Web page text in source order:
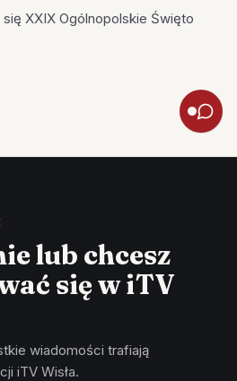
XXIX Ogólnopolskie Święto
lub chcesz
się w iTV
wiadomości trafiają
iTV Wisła.